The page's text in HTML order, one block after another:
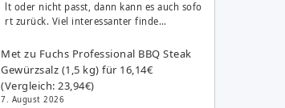
lt oder nicht passt, dann kann es auch sofo
rt zurück. Viel interessanter finde…
Met zu Fuchs Professional BBQ Steak
Gewürzsalz (1,5 kg) für 16,14€
(Vergleich: 23,94€)
7. August 2026